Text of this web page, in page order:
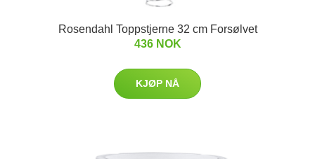
Rosendahl Toppstjerne 32 cm Forsølvet
436 NOK
KJØP NÅ